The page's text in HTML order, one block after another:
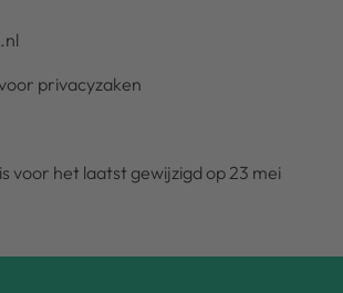
privacyzaken
voor het laatst gewijzigd op 23 mei